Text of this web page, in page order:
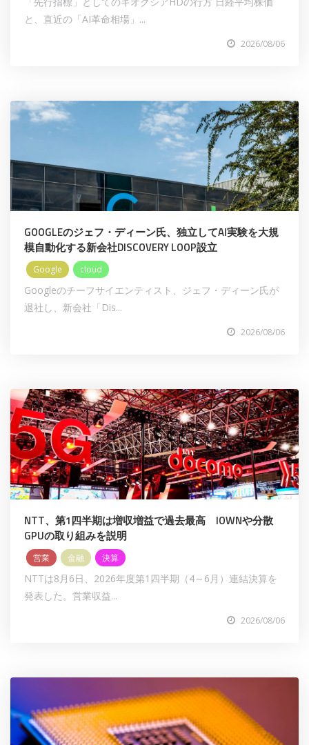
と、直近の「AI革命相場」...
2026/08/06
GOOGLEのジェフ・ディーン氏、独立してAI実験を大規
模自動化する新会社DISCOVERY LOOP設立
Google cloud
Googleのチーフサイエンティスト、ジェフ・ディーン氏が
退社し、新会社「Dis...
2026/08/06
NTT、第1四半期は増収増益で過去最高 IOWNや分散
GPUの取り組みを説明
営業 金融 決算
NTTは8月6日、2026年度第1四半期（4～6月）連結決算を
発表した。営業収益...
2026/08/06